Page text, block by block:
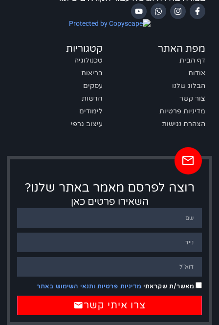
מפת האתר
דף הבית
אודות
הבלוג שלנו
צור קשר
מדיניות פרטיות
הצהרת נגישות
קטגוריות
טכנולוגיה
בריאות
עסקים
חדשות
לימודים
עיצוב גרפי
רוצה לפרסם מאמר באתר שלנו?
השאירו פרטים כאן
מאשר/ת שקראתימדיניות פרטיות ותנאי השימוש באתר
צרו איתי קשר